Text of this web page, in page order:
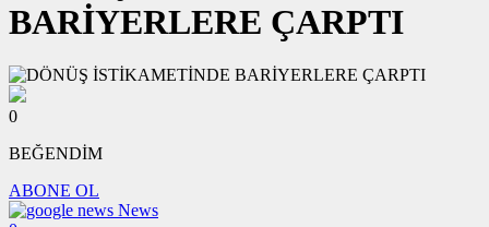
BARİYERLERE ÇARPTI
0
BEĞENDİM
ABONE OL
News